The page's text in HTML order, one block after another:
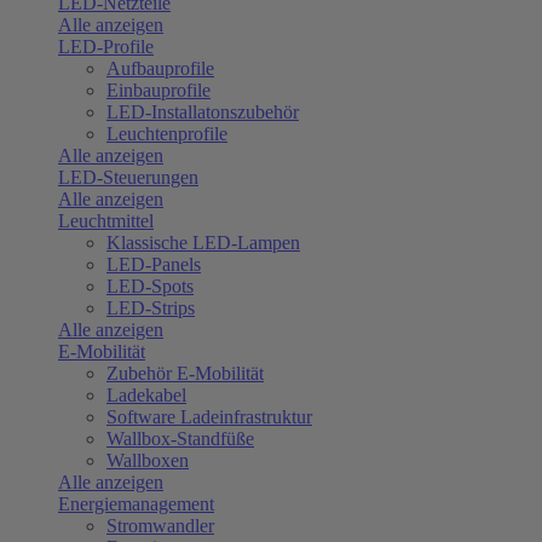
Alle anzeigen
LED-Profile
Aufbauprofile
Einbauprofile
LED-Installatonszubehör
Leuchtenprofile
Alle anzeigen
LED-Steuerungen
Alle anzeigen
Leuchtmittel
Klassische LED-Lampen
LED-Panels
LED-Spots
LED-Strips
Alle anzeigen
E-Mobilität
Zubehör E-Mobilität
Ladekabel
Software Ladeinfrastruktur
Wallbox-Standfüße
Wallboxen
Alle anzeigen
Energiemanagement
Stromwandler